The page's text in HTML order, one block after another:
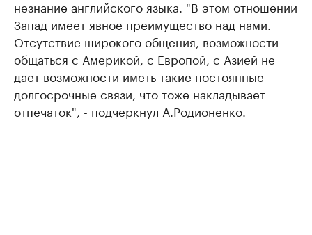
незнание английского языка. "В этом отношении
Запад имеет явное преимущество над нами.
Отсутствие широкого общения, возможности
общаться с Америкой, с Европой, с Азией не
дает возможности иметь такие постоянные
долгосрочные связи, что тоже накладывает
отпечаток", - подчеркнул А.Родионенко.